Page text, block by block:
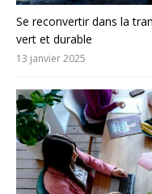
Se reconvertir dans la
vert et durable
13 janvier 2025